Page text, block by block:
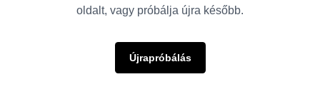
oldalt, vagy próbálja újra később.
Újrapróbálás